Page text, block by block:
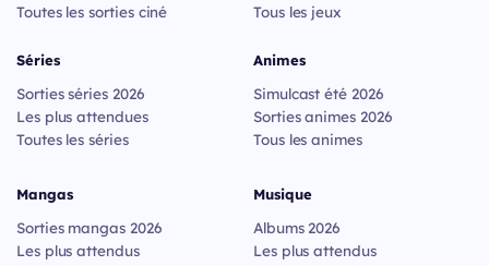
Toutes les sorties ciné
Séries
Sorties séries 2026
Les plus attendues
Toutes les séries
Tous les jeux
Animes
Simulcast été 2026
Sorties animes 2026
Tous les animes
Mangas
Sorties mangas 2026
Les plus attendus
Musique
Albums 2026
Les plus attendus